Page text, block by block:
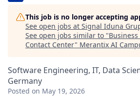
This job is no longer accepting
See open jobs at Signal Iduna
See open jobs similar to "
Contact Center" Merantix AI
Software Engineering, IT, Data
Germany
Posted on May 19, 2026